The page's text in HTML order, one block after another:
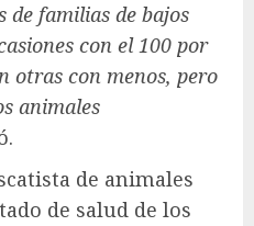
de familias de bajos
con el 100 por
otras con menos, pero
animales
de animales
de salud de los